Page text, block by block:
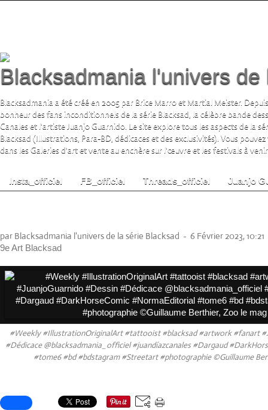
Blacksadmania l'univers
Blacksadmania a été créé en 2005 par Brice Marro et Martial Meister.
bonheur des fans inconditionnels de la série Blacksad, la célèbre bande
Canales et l'artiste Juanjo Guarnido. Le site explore tous les aspects de la
Blacksad (Illustrations, Para-BD, dédicaces et des exclusivités). Vous
dans les Galeries d'art et vente au enchère sur l'œuvre et les festivals à
Insta_officiel FB_officiel Threads_officiel Juanjo
par Blacksadmania l'univers de la série Blacksad - 6 Février 2023, 10:21
9e Art Blacksad
#Weekly #IllustrationOriginalArt #tattooist #blacksad #artwork #fanart
#Dédicace @blacksadmania_officiel #juandíazcanales #Dargaud
#tome6 #bd #bdstagram #Streetart #photographie ©Guillaume